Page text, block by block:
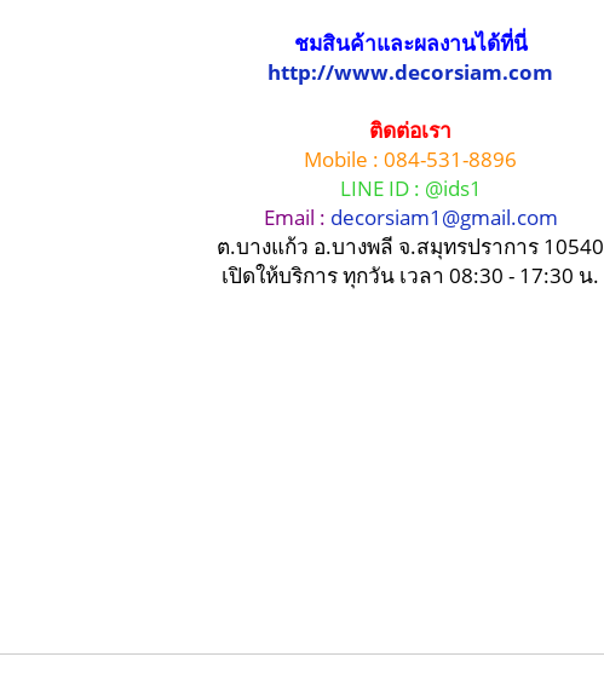
ชมสินค้าและผลงานได้ที่นี่
http://www.decorsiam.com
ติดต่อเรา
Mobile : 084-531-8896
LINE ID : @ids1
Email : decorsiam1@gmail.com
ต.บางแก้ว อ.บางพลี จ.สมุทรปราการ 10540
เปิดให้บริการ ทุกวัน เวลา 08:30 - 17:30 น.